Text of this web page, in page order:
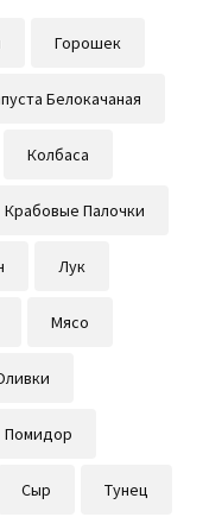
Горошек
Белокачаная
Колбаса
Крабовые Палочки
Лук
Мясо
Помидор
Сыр Тунец